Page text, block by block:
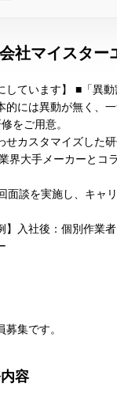
社マイスター
しています】 ■「異
的には異動が無く、
をご用意。
せカスタマイズした研
界大手メーカーとコ
談を実施し、キャ
】入社後：個別作業
集です。
容